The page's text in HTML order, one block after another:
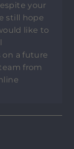
your
still hope
like to
on a future
from